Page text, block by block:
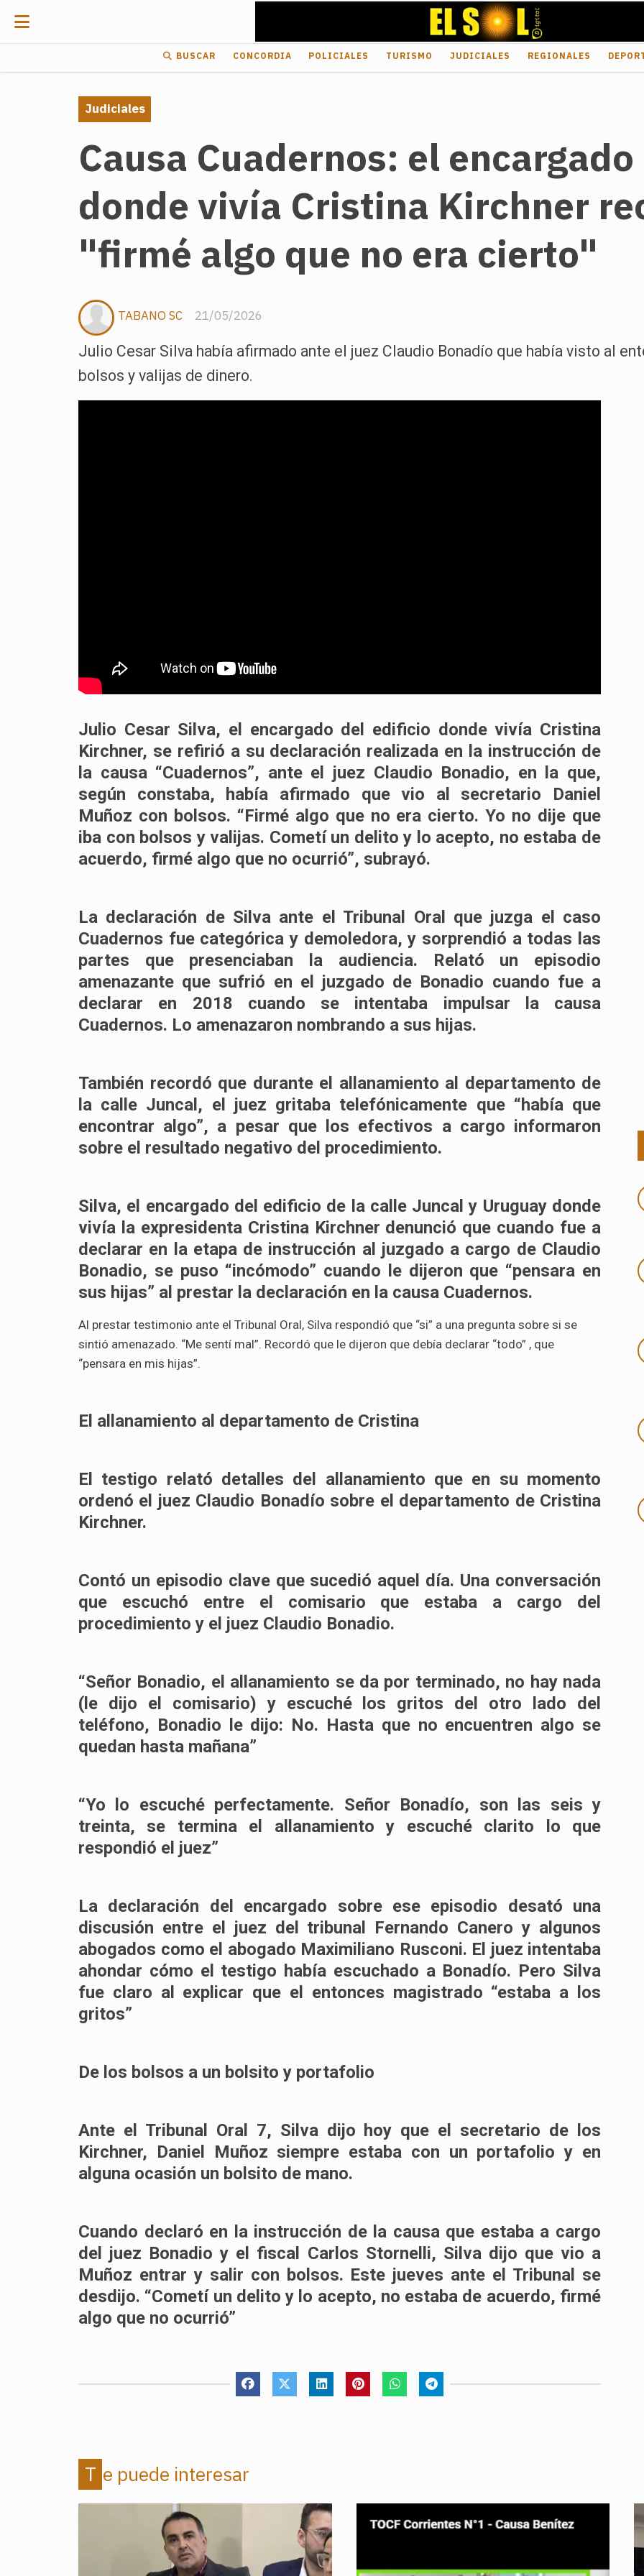
BUSCAR CONCORDIA POLICIALES TURISMO JUDICIALES REGIONALES
Causa Cuadernos: el
donde vivía Cristina Kirchner
"firmé algo que no era cierto"
Julio Cesar Silva había afirmado ante el juez Claudio Bonadío que había visto al
bolsos y valijas de dinero.
Judiciales
21/05/2026
TABANO SC
Julio Cesar Silva, el encargado del edificio donde vivía Cristina
Kirchner, se refirió a su declaración realizada en la instrucción de
la causa “Cuadernos”, ante el juez Claudio Bonadio, en la que,
según constaba, había afirmado que vio al secretario Daniel
Muñoz con bolsos. “Firmé algo que no era cierto. Yo no dije que
iba con bolsos y valijas. Cometí un delito y lo acepto, no estaba de
acuerdo, firmé algo que no ocurrió”, subrayó.
La declaración de Silva ante el Tribunal Oral que juzga el caso
Cuadernos fue categórica y demoledora, y sorprendió a todas las
partes que presenciaban la audiencia. Relató un episodio
amenazante que sufrió en el juzgado de Bonadio cuando fue a
declarar en 2018 cuando se intentaba impulsar la causa
Cuadernos. Lo amenazaron nombrando a sus hijas.
También recordó que durante el allanamiento al departamento de
la calle Juncal, el juez gritaba telefónicamente que “había que
encontrar algo”, a pesar que los efectivos a cargo informaron
sobre el resultado negativo del procedimiento.
Silva, el encargado del edificio de la calle Juncal y Uruguay donde
vivía la expresidenta Cristina Kirchner denunció que cuando fue a
declarar en la etapa de instrucción al juzgado a cargo de Claudio
Bonadio, se puso “incómodo” cuando le dijeron que “pensara en
sus hijas” al prestar la declaración en la causa Cuadernos.
Al prestar testimonio ante el Tribunal Oral, Silva respondió que “si” a una pregunta sobre si se
sintió amenazado. “Me sentí mal”. Recordó que le dijeron que debía declarar “todo” , que
“pensara en mis hijas”.
El allanamiento al departamento de Cristina
El testigo relató detalles del allanamiento que en su momento
ordenó el juez Claudio Bonadío sobre el departamento de Cristina
Kirchner.
Contó un episodio clave que sucedió aquel día. Una conversación
que escuchó entre el comisario que estaba a cargo del
procedimiento y el juez Claudio Bonadio.
“Señor Bonadio, el allanamiento se da por terminado, no hay nada
(le dijo el comisario) y escuché los gritos del otro lado del
teléfono, Bonadio le dijo: No. Hasta que no encuentren algo se
quedan hasta mañana”
“Yo lo escuché perfectamente. Señor Bonadío, son las seis y
treinta, se termina el allanamiento y escuché clarito lo que
respondió el juez”
La declaración del encargado sobre ese episodio desató una
discusión entre el juez del tribunal Fernando Canero y algunos
abogados como el abogado Maximiliano Rusconi. El juez intentaba
ahondar cómo el testigo había escuchado a Bonadío. Pero Silva
fue claro al explicar que el entonces magistrado “estaba a los
gritos”
De los bolsos a un bolsito y portafolio
Ante el Tribunal Oral 7, Silva dijo hoy que el secretario de los
Kirchner, Daniel Muñoz siempre estaba con un portafolio y en
alguna ocasión un bolsito de mano.
Cuando declaró en la instrucción de la causa que estaba a cargo
del juez Bonadio y el fiscal Carlos Stornelli, Silva dijo que vio a
Muñoz entrar y salir con bolsos. Este jueves ante el Tribunal se
desdijo. “Cometí un delito y lo acepto, no estaba de acuerdo, firmé
algo que no ocurrió”
Te puede interesar